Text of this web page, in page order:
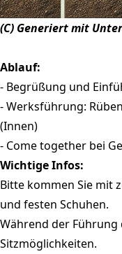
(C) Generiert mit
Ablauf:
- Begrüßung und
- Werksführung:
(Innen)
- Come together bei
Wichtige Infos:
Bitte kommen Sie mit
und festen Schuhen.
Während der
Sitzmöglichkeiten.